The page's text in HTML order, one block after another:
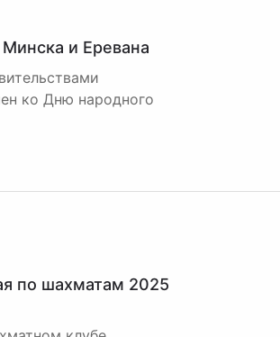
и Еревана
ко Дню народного
по шахматам 2025